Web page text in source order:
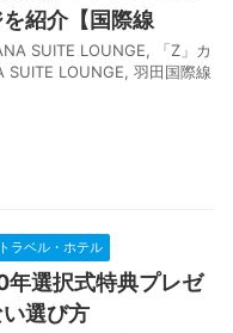
紹介【国際線
SUITE LOUNGE,
「Z」カ
SUITE LOUNGE, 羽田国際線
トラベル・ホテル
選択式特典プレゼ
選び方